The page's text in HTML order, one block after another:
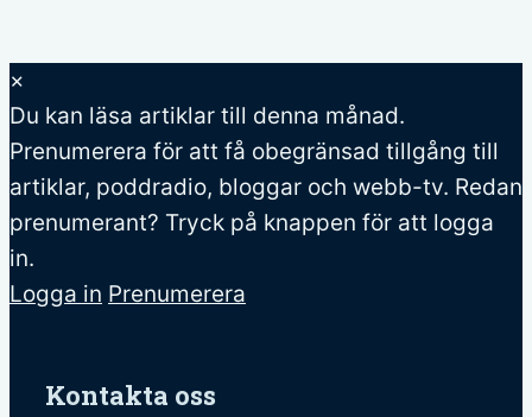
×
Du kan läsa artiklar till denna månad.
Prenumerera för att få obegränsad tillgång till
artiklar, poddradio, bloggar och webb-tv. Redan
prenumerant? Tryck på knappen för att logga
in.
Logga in Prenumerera
Kontakta oss